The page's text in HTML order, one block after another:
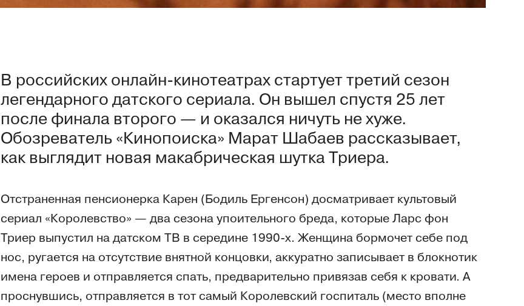
В российских онлайн-кинотеатрах стартует третий сезон
легендарного датского сериала. Он вышел спустя 25 лет
после финала второго — и оказался ничуть не хуже.
Обозреватель «Кинопоиска» Марат Шабаев рассказывает,
как выглядит новая макабрическая шутка Триера.
Отстраненная пенсионерка Карен (Бодиль Ергенсон) досматривает культовый
сериал «Королевство» — два сезона упоительного бреда, которые Ларс фон
Триер выпустил на датском ТВ в середине 1990-х. Женщина бормочет себе под
нос, ругается на отсутствие внятной концовки, аккуратно записывает в блокнотик
имена героев и отправляется спать, предварительно привязав себя к кровати. А
проснувшись, отправляется в тот самый Королевский госпиталь (место вполне